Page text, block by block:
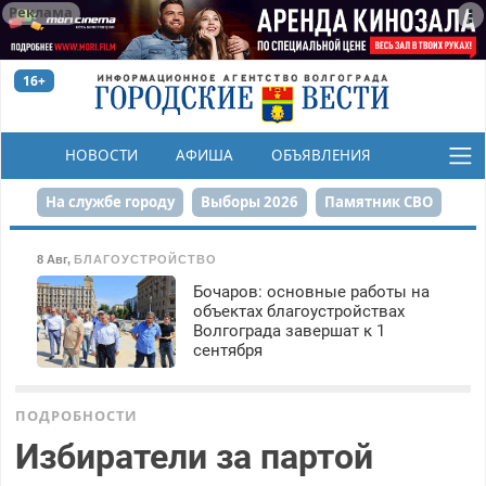
Реклама
16+
НОВОСТИ АФИША ОБЪЯВЛЕНИЯ
КОНКУРСЫ
На службе городу Выборы 2026 Памятник СВО
Сталинград в сердце
Набережная День Победы Реконструкция ЦПКиО
80-летие Победы Парк Героев-летчиков
8 Авг, БЛАГОУСТРОЙСТВО
Бочаров: основные работы на
объектах благоустройствах
Волгограда завершат к 1
сентября
ПОДРОБНОСТИ
Избиратели за партой